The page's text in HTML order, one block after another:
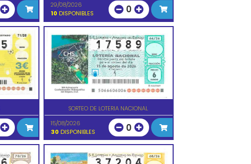
29/08/2026
10 DISPONIBLES 0
SORTEO DE LOTERIA NACIONAL
15/08/2026
30 DISPONIBLES 0